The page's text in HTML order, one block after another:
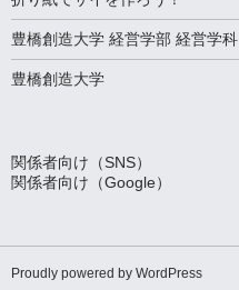
豊橋創造大学 経営学部 経営学科
豊橋創造大学
関係者向け（SNS）
関係者向け（Google）
Proudly powered by WordPress